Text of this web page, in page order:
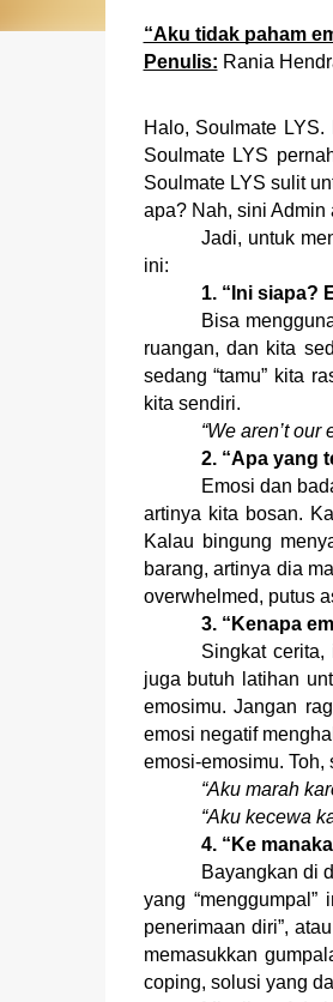
“Aku tidak paham
Penulis: Rania
Halo, Soulmate
Soulmate LYS
Soulmate LYS sulit
apa? Nah, sini Admin
Jadi, untuk
ini:
1. “Ini siapa?
Bisa
ruangan, dan kita
sedang “tamu” kita
kita sendiri.
“We aren’t our
2. “Apa yang
Emosi dan
artinya kita bosan.
Kalau bingung
barang, artinya dia
overwhelmed, putus
3. “Kenapa
Singkat
juga butuh latihan
emosimu. Jangan
emosi negatif
emosi-emosimu. Toh,
“Aku marah
“Aku kecewa
4. “Ke
Bayangkan di
yang
penerimaan diri”,
memasukkan
coping, solusi yang